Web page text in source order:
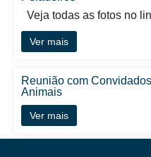
Veja todas as fotos no
Ver mais
Reunião com
Animais
Ver mais